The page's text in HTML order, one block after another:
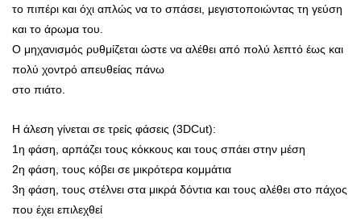
το πιπέρι και όχι απλώς να το σπάσει, μεγιστοποιώντας τη γεύση
και το άρωμα του.
Ο μηχανισμός ρυθμίζεται ώστε να αλέθει από πολύ λεπτό έως και
πολύ χοντρό απευθείας πάνω
στο πιάτο.
Η άλεση γίνεται σε τρείς φάσεις (3DCut):
1η φάση, αρπάζει τους κόκκους και τους σπάει στην μέση
2η φάση, τους κόβει σε μικρότερα κομμάτια
3η φάση, τους στέλνει στα μικρά δόντια και τους αλέθει στο πάχος
που έχει επιλεχθεί